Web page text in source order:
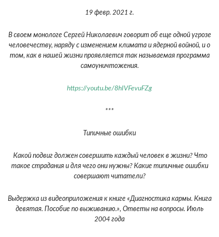
19 февр. 2021 г.
В своем монологе Сергей Николаевич говорит об еще одной угрозе
человечеству, наряду с изменением климата и ядерной войной, и о
том, как в нашей жизни проявляется так называемая программа
самоуничтожения.
https://youtu.be/8hIVFevuFZg
***
Типичные ошибки
Какой подвиг должен совершить каждый человек в жизни? Что
такое страдания и для чего они нужны? Какие типичные ошибки
совершают читатели?
Выдержка из видеоприложения к книге «Диагностика кармы. Книга
девятая. Пособие по выживанию.», Ответы на вопросы. Июль
2004 года